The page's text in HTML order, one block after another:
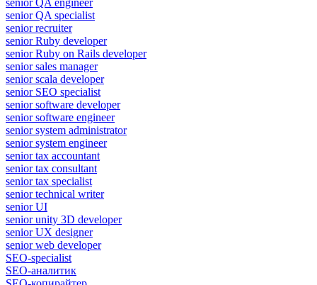
senior QA specialist
senior recruiter
senior Ruby developer
senior Ruby on Rails developer
senior sales manager
senior scala developer
senior SEO specialist
senior software developer
senior software engineer
senior system administrator
senior system engineer
senior tax accountant
senior tax consultant
senior tax specialist
senior technical writer
senior UI
senior unity 3D developer
senior UX designer
senior web developer
SEO-specialist
SEO-аналитик